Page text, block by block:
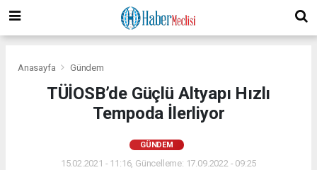
Anasayfa Gündem
TÜİOSB’de Güçlü Altyapı Hızlı
Tempoda İlerliyor
GÜNDEM
15.02.2021 - 11:16, Güncelleme: 17.09.2022 - 09:25